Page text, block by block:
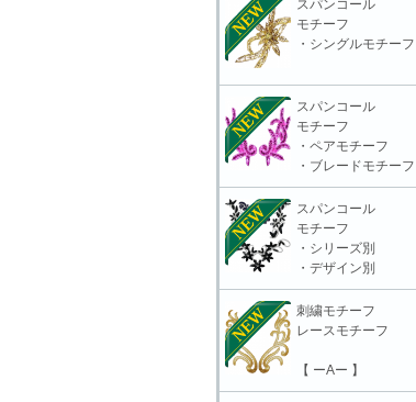
スパンコール
モチーフ
・シングルモチーフ
スパンコール
モチーフ
・ペアモチーフ
・ブレードモチーフ
スパンコール
モチーフ
・シリーズ別
・デザイン別
刺繍モチーフ
レースモチーフ
【 ーAー 】